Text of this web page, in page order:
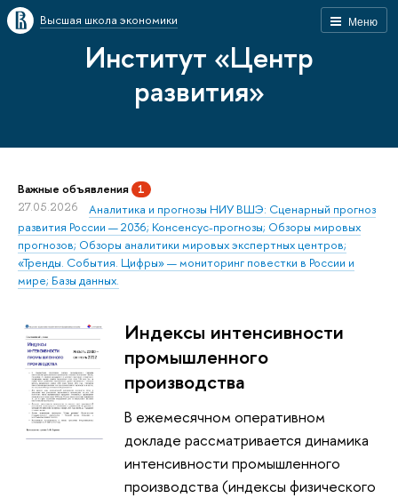
Меню
Высшая школа экономики
Институт «Центр
развития»
Важные объявления 1
27.05.2026
Аналитика и прогнозы НИУ ВШЭ: Сценарный прогноз
развития России — 2036; Консенсус-прогнозы; Обзоры мировых
прогнозов; Обзоры аналитики мировых экспертных центров;
«Тренды. События. Цифры» — мониторинг повестки в России и
мире; Базы данных.
Индексы интенсивности
промышленного
производства
В ежемесячном оперативном
докладе рассматривается динамика
интенсивности промышленного
производства (индексы физического